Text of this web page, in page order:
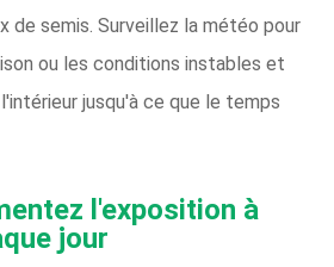
de semis. Surveillez la météo pour
ou les conditions instables et
jusqu'à ce que le temps
l'exposition à
jour